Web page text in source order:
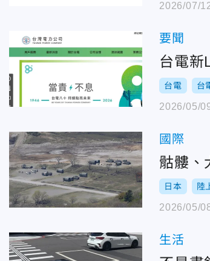
2026/07/
要聞
台電新
台電 台
2026/05/
國際
骷髏、
日本 陸
2026/05/
生活